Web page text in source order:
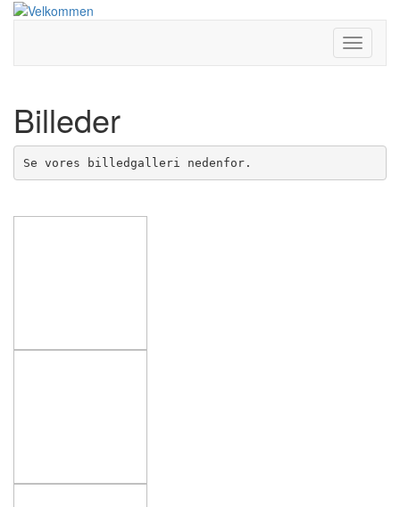
Toggle
Billeder
Se vores billedgalleri nedenfor.